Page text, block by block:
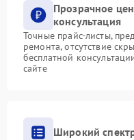
Прозрачное
консультация
Точные прайс-листы,
ремонта, отсутствие
бесплатной
сайте
Широкий